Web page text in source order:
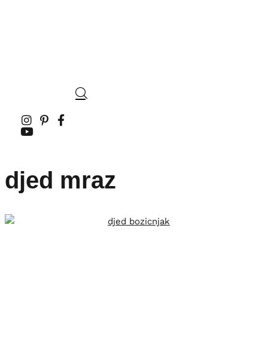
djed mraz